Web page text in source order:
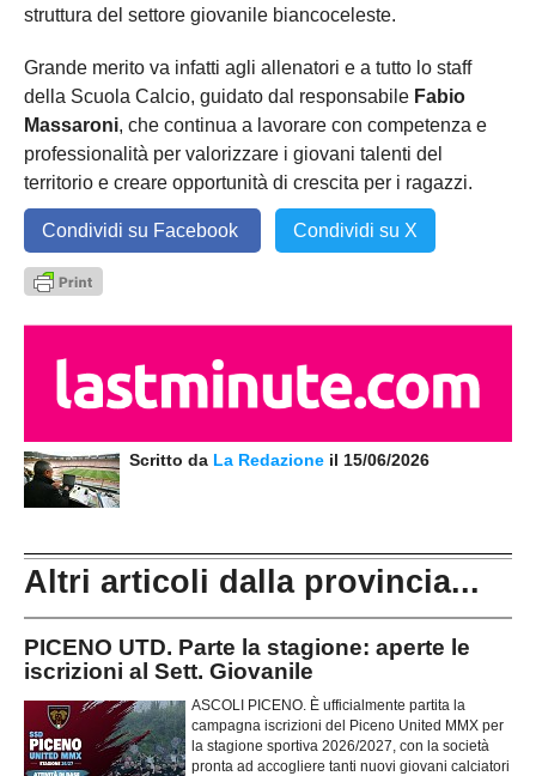
struttura del settore giovanile biancoceleste.
Grande merito va infatti agli allenatori e a tutto lo staff
della Scuola Calcio, guidato dal responsabile Fabio
Massaroni, che continua a lavorare con competenza e
professionalità per valorizzare i giovani talenti del
territorio e creare opportunità di crescita per i ragazzi.
Condividi su Facebook Condividi su X
Scritto da La Redazione il 15/06/2026
Altri articoli dalla provincia...
PICENO UTD. Parte la stagione: aperte le
iscrizioni al Sett. Giovanile
ASCOLI PICENO. È ufficialmente partita la
campagna iscrizioni del Piceno United MMX per
la stagione sportiva 2026/2027, con la società
pronta ad accogliere tanti nuovi giovani calciatori